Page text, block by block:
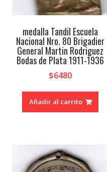
medalla Tandil Escuela
Nacional Nro. 80 Brigadier
General Martin Rodriguez
Bodas de Plata 1911-1936
$6480
Añadir al carrito